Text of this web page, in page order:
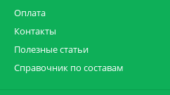
Оплата
Контакты
Полезные статьи
Справочник по составам